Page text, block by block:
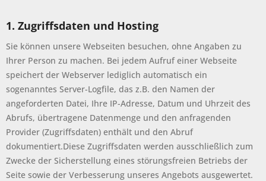
1. Zugriffsdaten und Hosting
Sie können unsere Webseiten besuchen, ohne Angaben zu
Ihrer Person zu machen. Bei jedem Aufruf einer Webseite
speichert der Webserver lediglich automatisch ein
sogenanntes Server-Logfile, das z.B. den Namen der
angeforderten Datei, Ihre IP-Adresse, Datum und Uhrzeit des
Abrufs, übertragene Datenmenge und den anfragenden
Provider (Zugriffsdaten) enthält und den Abruf
dokumentiert.Diese Zugriffsdaten werden ausschließlich zum
Zwecke der Sicherstellung eines störungsfreien Betriebs der
Seite sowie der Verbesserung unseres Angebots ausgewertet.